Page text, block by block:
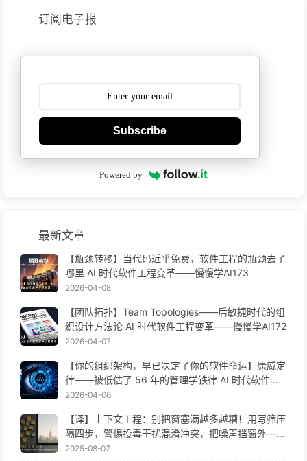
订阅电子报
Subscribe
Powered by
最新文章
【瓶颈转移】当代码近乎免费，软件工程的瓶颈去了
哪里 AI 时代软件工程变革——慢慢学AI173
2026-04-08
【团队拓扑】Team Topologies——后敏捷时代的组
织设计方法论 AI 时代软件工程变革——慢慢学AI172
2026-04-07
【你的组织架构，早已决定了你的软件命运】康威定
律——被低估了 56 年的管理学铁律 AI 时代软件工
程变革——慢慢学AI171
2026-04-06
【译】上下文工程：别把窗塞满越多越糟！用写筛压
隔四步，警惕投毒干扰混淆冲突，把噪声挡窗外——
慢慢学AI170
2025-08-07